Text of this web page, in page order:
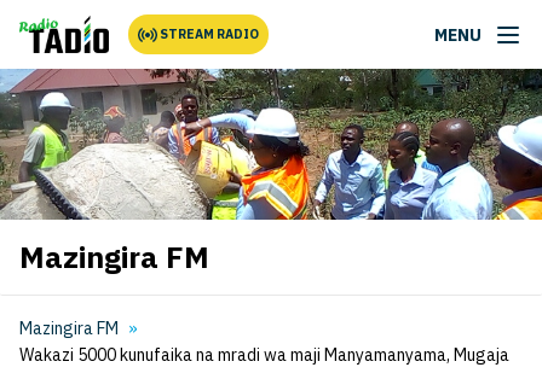
STREAM RADIO MENU
Mazingira FM
Mazingira FM
Wakazi 5000 kunufaika na mradi wa maji Manyamanyama, Mugaja